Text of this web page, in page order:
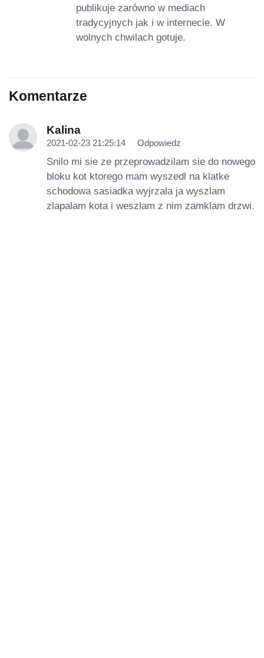
publikuje zarówno w mediach
tradycyjnych jak i w internecie. W
wolnych chwilach gotuje.
Komentarze
Kalina
2021-02-23 21:25:14 Odpowiedz
Snilo mi sie ze przeprowadzilam sie do nowego
bloku kot ktorego mam wyszedl na klatke
schodowa sasiadka wyjrzala ja wyszlam
zlapalam kota i weszlam z nim zamklam drzwi.